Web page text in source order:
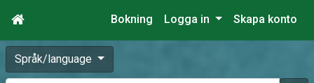
Bokning Logga in Skapa konto
Språk/language